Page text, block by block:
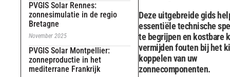
PVGIS Solar Rennes:
zonnesimulatie in de regio
Bretagne
November 2025
PVGIS Solar Montpellier:
zonneproductie in het
mediterrane Frankrijk
Deze uitgebreide gids
essentiële technische
te begrijpen en kostbare
vermijden fouten bij het
koppelen van uw
zonnecomponenten.